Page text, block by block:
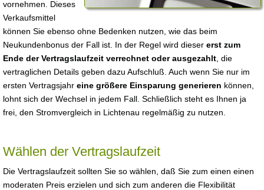
vornehmen. Dieses
Verkaufsmittel
können Sie ebenso ohne Bedenken nutzen, wie das beim
Neukundenbonus der Fall ist. In der Regel wird dieser erst zum
Ende der Vertragslaufzeit verrechnet oder ausgezahlt , die
vertraglichen Details geben dazu Aufschluß. Auch wenn Sie nur im
ersten Vertragsjahr eine größere Einsparung generieren können,
lohnt sich der Wechsel in jedem Fall. Schließlich steht es Ihnen ja
frei, den Stromvergleich in Lichtenau regelmäßig zu nutzen.
Wählen der Vertragslaufzeit
Die Vertragslaufzeit sollten Sie so wählen, daß Sie zum einen einen
moderaten Preis erzielen und sich zum anderen die Flexibilität